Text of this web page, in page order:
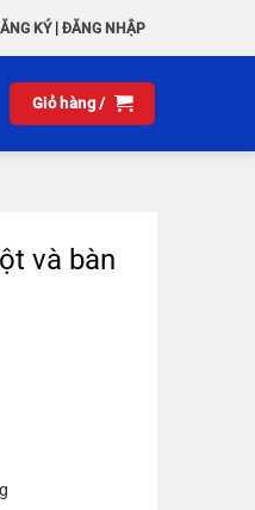
KÝ| ĐĂNG NHẬP
Giỏ hàng /
và bàn